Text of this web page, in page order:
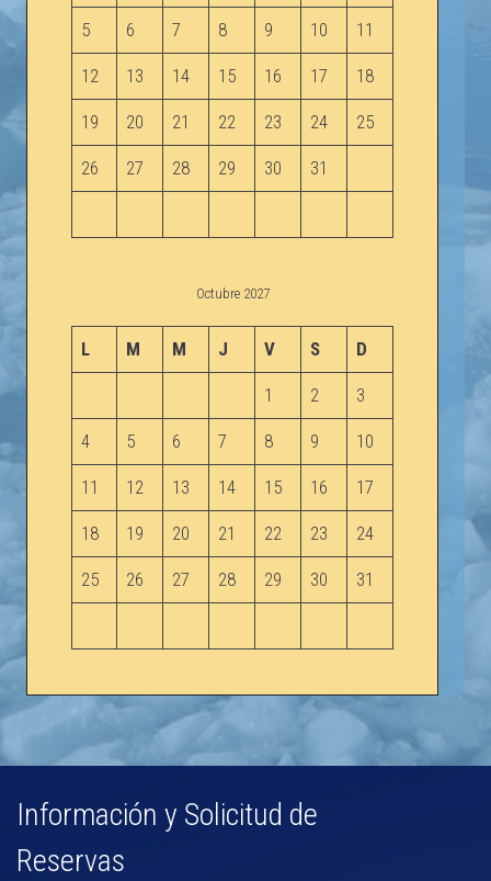
5 6 7 8 9 10 11
12 13 14 15 16 17 18
19 20 21 22 23 24 25
26 27 28 29 30 31
Octubre 2027
L M M J V S D
1 2 3
4 5 6 7 8 9 10
11 12 13 14 15 16 17
18 19 20 21 22 23 24
25 26 27 28 29 30 31
Información y Solicitud de
Reservas